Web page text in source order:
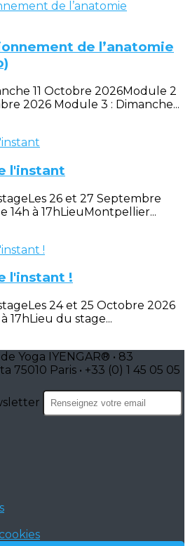
de l’anatomie
11 Octobre 2026Module 2
2026 Module 3 : Dimanche...
l'instant
26 et 27 Septembre
14h à 17hLieuMontpellier...
l'instant !
24 et 25 Octobre 2026
17hLieu du stage...
Yoga IYENGAR® • 83
75010 Paris • +33 (0) 1 45 05 05